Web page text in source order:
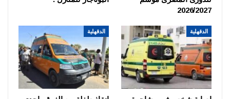
2026/2027
الدقهلية الدقهلية